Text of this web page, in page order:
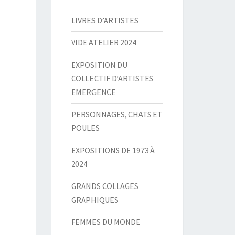
LIVRES D’ARTISTES
VIDE ATELIER 2024
EXPOSITION DU
COLLECTIF D’ARTISTES
EMERGENCE
PERSONNAGES, CHATS ET
POULES
EXPOSITIONS DE 1973 À
2024
GRANDS COLLAGES
GRAPHIQUES
FEMMES DU MONDE